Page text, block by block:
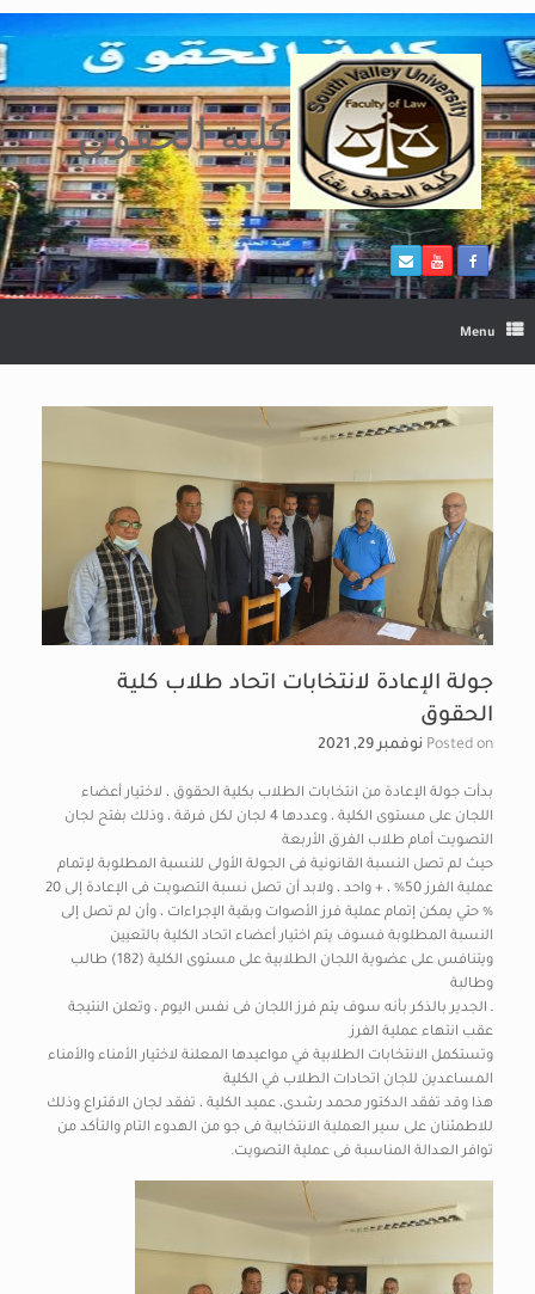
Skip
to
content
كلية الحقوق
Menu
جولة الإعادة لانتخابات اتحاد طلاب كلية
الحقوق
Posted on نوفمبر 29, 2021
بدأت جولة الإعادة من انتخابات الطلاب بكلية الحقوق ، لاختيار أعضاء
اللجان على مستوى الكلية ، وعددها 4 لجان لكل فرقة ، وذلك بفتح لجان
التصويت أمام طلاب الفرق الأربعة
حيث لم تصل النسبة القانونية فى الجولة الأولى للنسبة المطلوبة لإتمام
عملية الفرز 50% ، + واحد ، ولابد أن تصل نسبة التصويت فى الإعادة إلى 20
% حتي يمكن إتمام عملية فرز الأصوات وبقية الإجراءات ، وأن لم تصل إلى
النسبة المطلوبة فسوف يتم اختيار أعضاء اتحاد الكلية بالتعيين
ويتنافس على عضوية اللجان الطلابية على مستوى الكلية (182) طالب
وطالبة
ـ الجدير بالذكر بأنه سوف يتم فرز اللجان فى نفس اليوم ، وتعلن النتيجة
عقب انتهاء عملية الفرز
وتستكمل الانتخابات الطلابية في مواعيدها المعلنة لاختيار الأمناء والأمناء
المساعدين للجان اتحادات الطلاب في الكلية
هذا وقد تفقد الدكتور محمد رشدى، عميد الكلية ، تفقد لجان الاقتراع وذلك
للاطمئنان على سير العملية الانتخابية فى جو من الهدوء التام والتأكد من
توافر العدالة المناسبة فى عملية التصويت.